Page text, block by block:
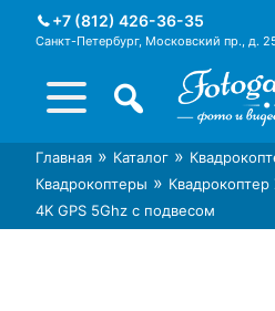
+7 (812) 426-36-35
Санкт-Петербург, Московский пр., д.
Интернет-
Foto-
Магазин
gamma.ru
Главная » Каталог »
Квадрокоптеры » Квадрокоптер
4K GPS 5Ghz с подвесом